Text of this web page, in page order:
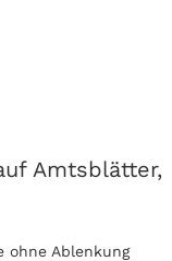
Amtsblätter,
ohne Ablenkung